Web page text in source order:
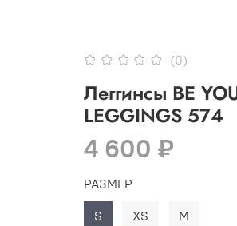
(0)
Леггинсы BE
LEGGINGS 574
4 600 ₽
РАЗМЕР
S
XS M